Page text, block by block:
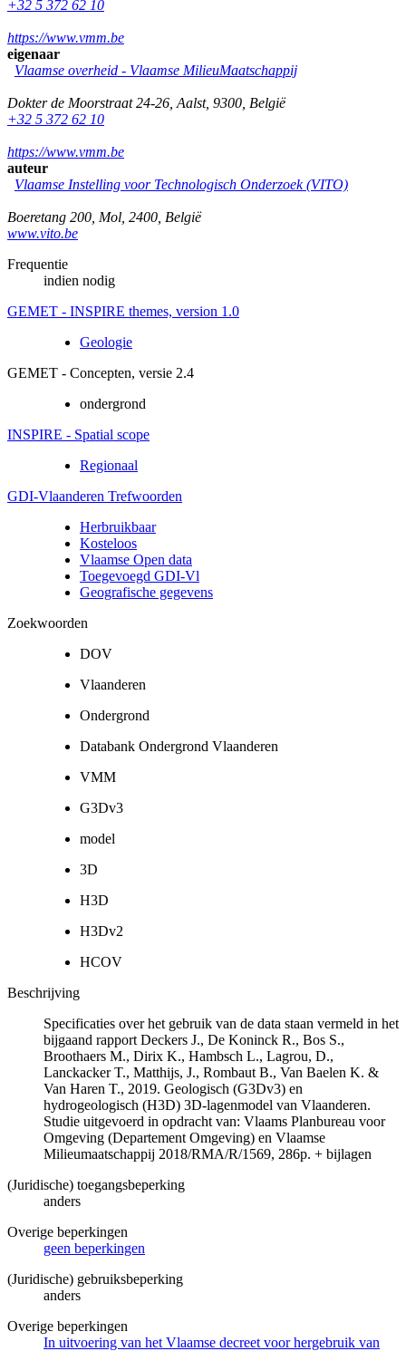
+32 5 372 62 10
https://www.vmm.be
eigenaar
Vlaamse overheid - Vlaamse MilieuMaatschappij
Dokter de Moorstraat 24-26 Aalst, 9300 België
+32 5 372 62 10
https://www.vmm.be
auteur
Vlaamse Instelling voor Technologisch Onderzoek (VITO)
Boeretang 200 Mol 2400 België
www.vito.be
Frequentie
indien nodig
GEMET - INSPIRE themes, version 1.0
Geologie
GEMET - Concepten, versie 2.4
ondergrond
INSPIRE - Spatial scope
Regionaal
GDI-Vlaanderen Trefwoorden
Herbruikbaar
Kosteloos
Vlaamse Open data
Toegevoegd GDI-Vl
Geografische gegevens
Zoekwoorden
DOV
Vlaanderen
Ondergrond
Databank Ondergrond Vlaanderen
VMM
G3Dv3
model
3D
H3D
H3Dv2
HCOV
Beschrijving
Specificaties over het gebruik van de data staan vermeld in het
bijgaand rapport Deckers J., De Koninck R., Bos S.,
Broothaers M., Dirix K., Hambsch L., Lagrou, D.,
Lanckacker T., Matthijs, J., Rombaut B., Van Baelen K. &
Van Haren T., 2019. Geologisch (G3Dv3) en
hydrogeologisch (H3D) 3D-lagenmodel van Vlaanderen.
Studie uitgevoerd in opdracht van: Vlaams Planbureau voor
Omgeving (Departement Omgeving) en Vlaamse
Milieumaatschappij 2018/RMA/R/1569, 286p. + bijlagen
(Juridische) toegangsbeperking
anders
Overige beperkingen
geen beperkingen
(Juridische) gebruiksbeperking
anders
Overige beperkingen
In uitvoering van het Vlaamse decreet voor hergebruik van